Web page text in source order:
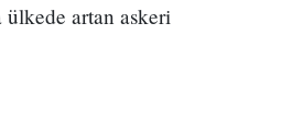
ülkede artan askeri